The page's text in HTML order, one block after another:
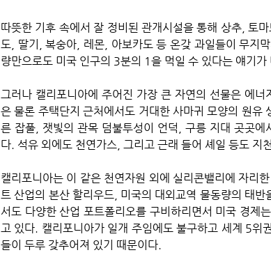
따뜻한 기후 속에서 잘 정비된 관개시설을 통해 상추, 토
도, 딸기, 복숭아, 레몬, 아보카도 등 온갖 과일들이 무지
량만으로도 미국 인구의 3분의 1을 먹일 수 있다는 얘기
그러나 캘리포니아에 주어진 가장 큰 자연의 선물은 에
은 물론 주택단지 근처에서도 거대한 사마귀 모양의 원
른 잡풀, 잿빛의 관목 덤불투성이 언덕, 구릉 지대 곳곳에
다. 석유 외에도 천연가스, 그리고 근래 들어 셰일 등도 지
캘리포니아는 이 같은 천연자원 외에 실리콘밸리에 자리
트 산업의 본산 할리우드, 미국의 대외교역 물동량의 태
서도 다양한 산업 포트폴리오를 구비하리면서 미국 경제
고 있다. 캘리포니아가 일개 주임에도 불구하고 세계 5
들이 두루 갖추어져 있기 때문이다.